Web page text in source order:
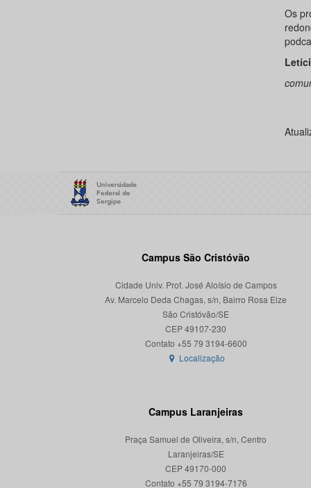
Os
Campus São Cristóvão
Cidade Univ. Prof. José Aloísio de Campos
Av. Marcelo Deda Chagas, s/n, Bairro Rosa Elze
São Cristóvão/SE
CEP 49107-230
Localização
Campus Laranjeiras
Praça Samuel de Oliveira, s/n, Centro
Laranjeiras/SE
CEP 49170-000